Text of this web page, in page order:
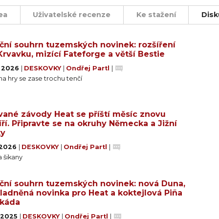
svůj ze svého vozu dostat maximum. Vydrží vaše
jste ho až příliš zahřáli?
a intuitivních principech, vás posadí na za
20. století. Výběr správných vylepšení pro váš vůz
udrželi maximální rychlost. Klíčem k vítězství přesto
nebo využijte systém šampionátu a odehrajte celou
závodem a získejte nejvyšší příčku na stupních
legendární automatické řidiče, abyste mohli
Uživatelské recenze Ke stažení
souhrn tuzemských novinek: rozšíření
mizící Fateforge a větší Bestie
2026 DESKOVKY Ondřej Partl
hry se zase trochu tenčí
závody Heat se příští měsíc znovu
Připravte se na okruhy Německa a Jižní
DESKOVKY Ondřej Partl
šikany
souhrn tuzemských novinek: nová Duna,
novinka pro Heat a koktejlová Piña
DESKOVKY Ondřej Partl